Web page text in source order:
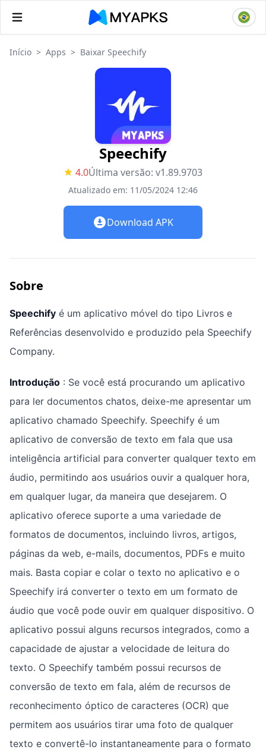
Início > Apps > Baixar Speechify
Speechify
4.0Última versão: v1.89.9703
Atualizado em: 11/05/2024 12:46
Download APK
Sobre
Speechify é um aplicativo móvel do tipo Livros e
Referências desenvolvido e produzido pela Speechify
Company.
Introdução : Se você está procurando um aplicativo
para ler documentos chatos, deixe-me apresentar um
aplicativo chamado Speechify. Speechify é um
aplicativo de conversão de texto em fala que usa
inteligência artificial para converter qualquer texto em
áudio, permitindo aos usuários ouvir a qualquer hora,
em qualquer lugar, da maneira que desejarem. O
aplicativo oferece suporte a uma variedade de
formatos de documentos, incluindo livros, artigos,
páginas da web, e-mails, documentos, PDFs e muito
mais. Basta copiar e colar o texto no aplicativo e o
Speechify irá converter o texto em um formato de
áudio que você pode ouvir em qualquer dispositivo. O
aplicativo possui alguns recursos integrados, como a
capacidade de ajustar a velocidade de leitura do
texto. O Speechify também possui recursos de
conversão de texto em fala, além de recursos de
reconhecimento óptico de caracteres (OCR) que
permitem aos usuários tirar uma foto de qualquer
texto e convertê-lo instantaneamente para o formato